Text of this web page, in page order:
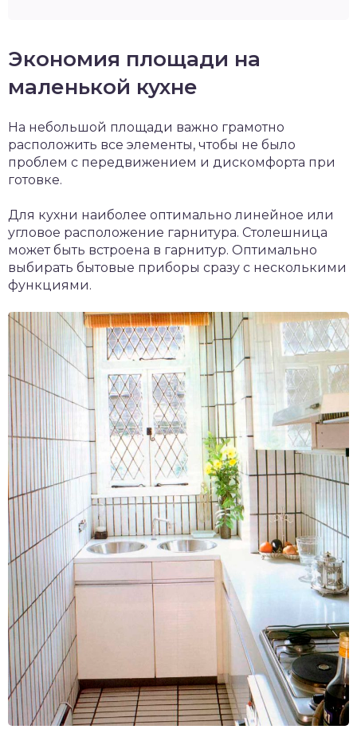
Экономия площади на
маленькой кухне
На небольшой площади важно грамотно
расположить все элементы, чтобы не было
проблем с передвижением и дискомфорта при
готовке.
Для кухни наиболее оптимально линейное или
угловое расположение гарнитура. Столешница
может быть встроена в гарнитур. Оптимально
выбирать бытовые приборы сразу с несколькими
функциями.